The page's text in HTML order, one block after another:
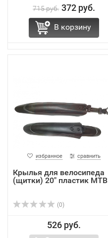
715 руб. 372 руб.
В корзину
избранное сравнить
Крылья для велосипеда
(щитки) 20" пластик MTB
(0)
526 руб.